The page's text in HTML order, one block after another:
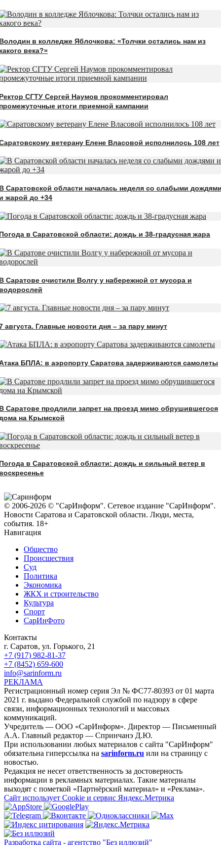
в колледже Яблочкова: «Толчки остались нам из
века?»
СГТУ Сергей Наумов прокомментировал
итоги приемной кампании
ветерану Елене Власовой исполнилось 108 лет
Саратовской области началась неделя со слабыми
жарой до +34
в Саратовской области: дождь и 38-градусная жара
Саратове очистили Волгу у набережной от мусора и
августа. Главные новости дня – за пару минут
БПЛА: в аэропорту Саратова задерживаются самолеты
Саратове продлили запрет на проезд мимо обрушившегося
на Крымской
в Саратовской области: дождь и сильный ветер в
© 2006-2026 © "СарИнформ". Сетевое издание "СарИнформ".
Новости Саратова и Саратовской области. Люди, места,
события. 18+
Навигация
Общество
Происшествия
Суд
Политика
Экономика
ЖКХ и строительство
Культура
Спорт
СарИнФото
Контакты
г. Саратов, ул. Горького, 21
+7 (917) 982-81-37
+7 (8452) 659-600
info@sarinform.ru
РЕКЛАМА
Регистрационный номер серия Эл № ФС77-80393 от 01 марта
2021 г. выдано Федеральной службой по надзору в сфере
связи, информационных технологий и массовых
коммуникаций.
Учредитель — ООО «СарИнформ». Директор — Письменный
А.А. Главный редактор — Спринчанэ Д.Ю.
При использовании любых материалов с сайта "СарИнформ"
обязательна гиперссылка на sarinform.ru или на страницу с
новостью.
Редакция не несет ответственность за достоверность
информации в рекламных материалах. Такие материалы
выходят с пометкой «Партнёрский материал» и «Реклама».
Сайт использует Cookie и сервиc Яндекс.Метрика
Разработка сайта - агентство "Без иллюзий"